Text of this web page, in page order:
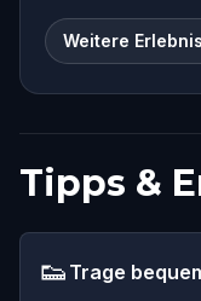
Weitere
Tipps &
👟 Trage